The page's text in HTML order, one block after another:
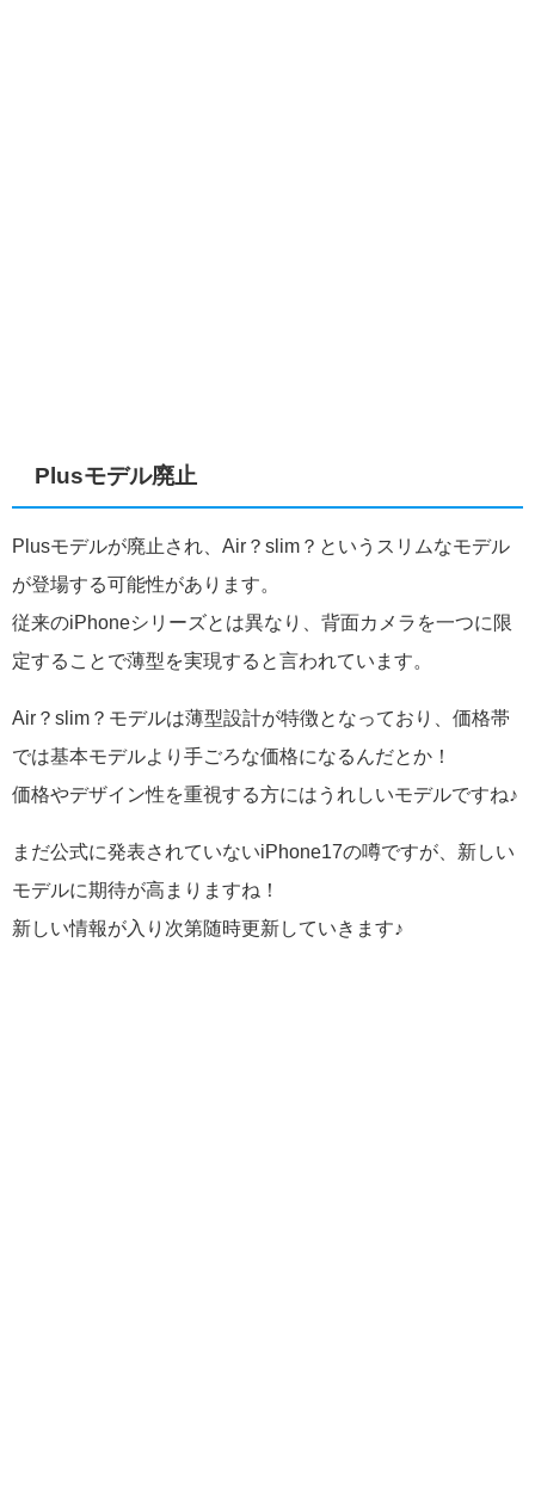
Plusモデル廃止
Plusモデルが廃止され、Air？slim？というスリムなモデル
が登場する可能性があります。
従来のiPhoneシリーズとは異なり、背面カメラを一つに限
定することで薄型を実現すると言われています。
Air？slim？モデルは薄型設計が特徴となっており、価格帯
では基本モデルより手ごろな価格になるんだとか！
価格やデザイン性を重視する方にはうれしいモデルですね♪
まだ公式に発表されていないiPhone17の噂ですが、新しい
モデルに期待が高まりますね！
新しい情報が入り次第随時更新していきます♪